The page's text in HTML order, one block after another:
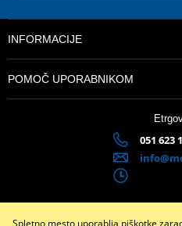
INFORMACIJE
POMOČ UPORABNIKOM
051 623
Spletno mesto uporablja piškotke